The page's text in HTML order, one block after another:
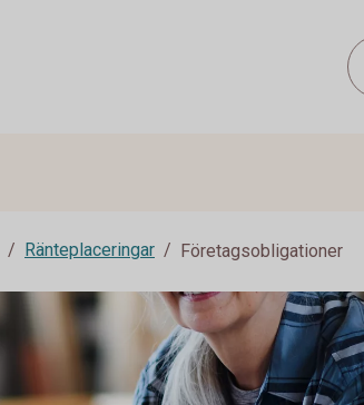
Ränteplaceringar Företagsobligationer